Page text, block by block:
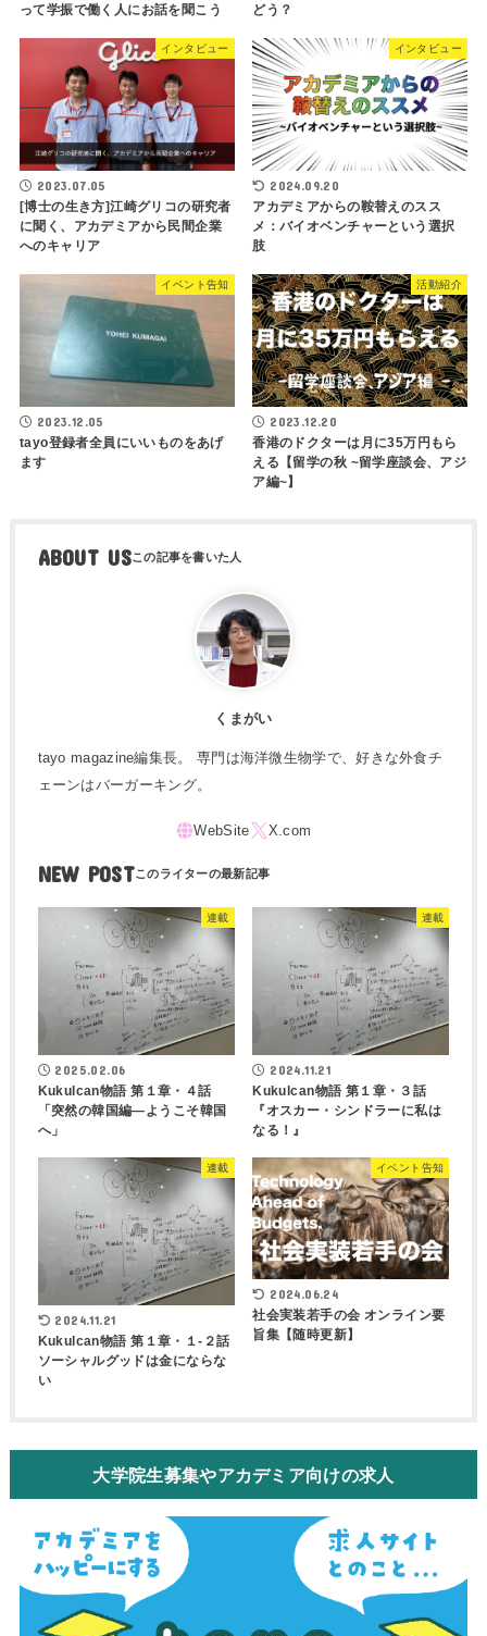
って学振で働く人にお話を聞こう
どう？
インタビュー
2023.07.05
[博士の生き方]江崎グリコの研究者
に聞く、アカデミアから民間企業
へのキャリア
インタビュー
2024.09.20
アカデミアからの鞍替えのスス
メ：バイオベンチャーという選択
肢
イベント告知
2023.12.05
tayo登録者全員にいいものをあげ
ます
活動紹介
2023.12.20
香港のドクターは月に35万円もら
える【留学の秋 ~留学座談会、アジ
ア編~】
ABOUT US
くまがい
tayo magazine編集長。 専門は海洋微生物学で、好きな外食チ
ェーンはバーガーキング。
NEW POST
連載
2025.02.06
Kukulcan物語 第１章・４話
「突然の韓国編―ようこそ韓国
へ」
連載
2024.11.21
Kukulcan物語 第１章・３話
『オスカー・シンドラーに私は
なる！』
連載
2024.11.21
Kukulcan物語 第１章・１-２話
ソーシャルグッドは金にならな
い
イベント告知
2024.06.24
社会実装若手の会 オンライン要
旨集【随時更新】
大学院生募集やアカデミア向けの求人